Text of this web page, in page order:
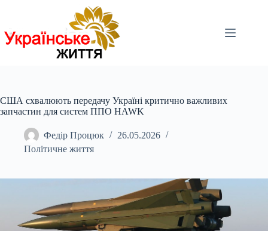
США схвалюють передачу Україні критично важливих
запчастин для систем ППО HAWK
Федір Процюк
26.05.2026
Політичне життя